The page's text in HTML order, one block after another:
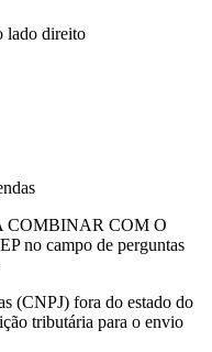
lado direito
COMBINAR COM O
no campo de perguntas
(CNPJ) fora do estado do
tributária para o envio